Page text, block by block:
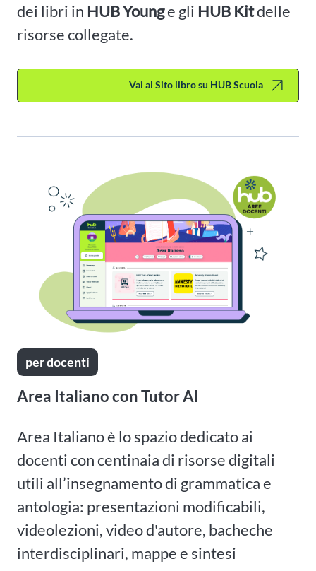
dei libri in HUB Younge gli HUB Kitdelle
risorse collegate.
Vai al Sito libro su HUB Scuola
per docenti
Area Italiano con Tutor AI
Area Italiano è lo spazio dedicato ai
docenti con centinaia di risorse digitali
utili all’insegnamento di grammatica e
antologia: presentazioni modificabili,
videolezioni, video d'autore, bacheche
interdisciplinari, mappe e sintesi